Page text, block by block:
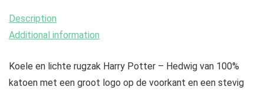
Description
Additional information
Koele en lichte rugzak Harry Potter – Hedwig van 100%
katoen met een groot logo op de voorkant en een stevig